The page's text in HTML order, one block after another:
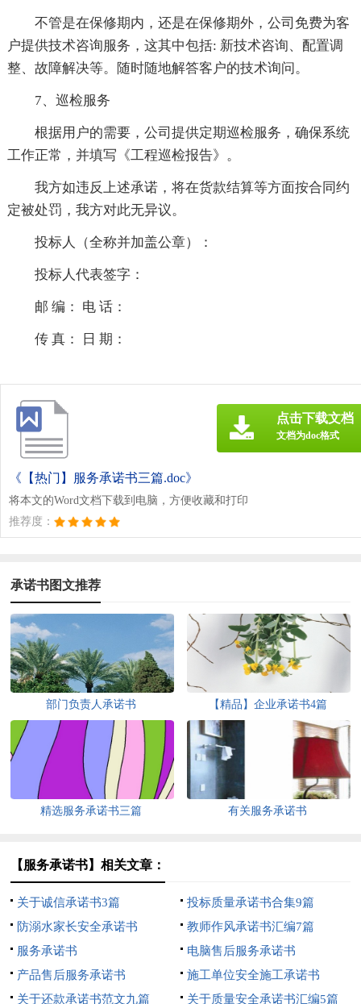
不管是在保修期内，还是在保修期外，公司免费为客
户提供技术咨询服务，这其中包括: 新技术咨询、配置调
整、故障解决等。随时随地解答客户的技术询问。
7、巡检服务
根据用户的需要，公司提供定期巡检服务，确保系统
工作正常，并填写《工程巡检报告》。
我方如违反上述承诺，将在货款结算等方面按合同约
定被处罚，我方对此无异议。
投标人（全称并加盖公章）：
投标人代表签字：
邮 编： 电 话：
传 真： 日 期：
《【热门】服务承诺书三篇.doc》
将本文的Word文档下载到电脑，方便收藏和打印
推荐度：
点击下载文档
文档为doc格式
承诺书图文推荐
部门负责人承诺书 【精品】企业承诺书4篇
精选服务承诺书三篇 有关服务承诺书
【服务承诺书】相关文章：
关于诚信承诺书3篇
投标质量承诺书合集9篇
防溺水家长安全承诺书
教师作风承诺书汇编7篇
服务承诺书
电脑售后服务承诺书
产品售后服务承诺书
施工单位安全施工承诺书
关于还款承诺书范文九篇
关于质量安全承诺书汇编5篇